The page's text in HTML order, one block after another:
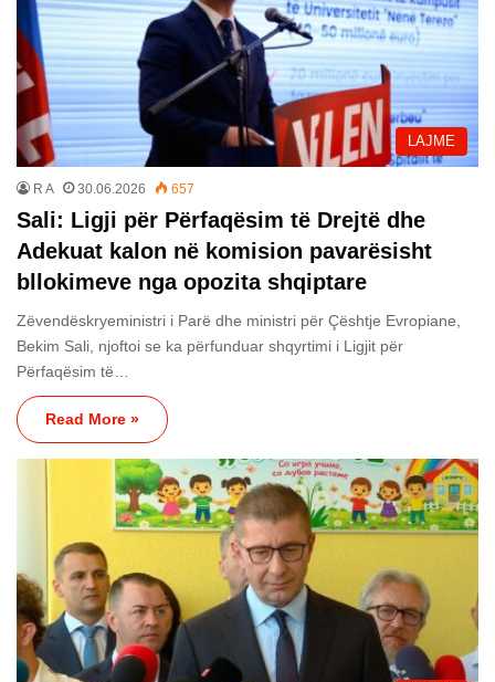
LAJME
R A 30.06.2026 657
Sali: Ligji për Përfaqësim të Drejtë dhe
Adekuat kalon në komision pavarësisht
bllokimeve nga opozita shqiptare
Zëvendëskryeministri i Parë dhe ministri për Çështje Evropiane,
Bekim Sali, njoftoi se ka përfunduar shqyrtimi i Ligjit për
Përfaqësim të…
Read More »